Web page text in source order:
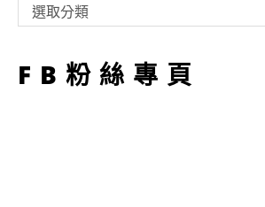
型
選取分類
FB粉絲專頁